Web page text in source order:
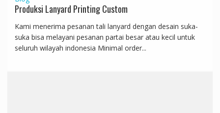
Produksi Lanyard Printing Custom
Kami menerima pesanan tali lanyard dengan desain suka-
suka bisa melayani pesanan partai besar atau kecil untuk
seluruh wilayah indonesia Minimal order...